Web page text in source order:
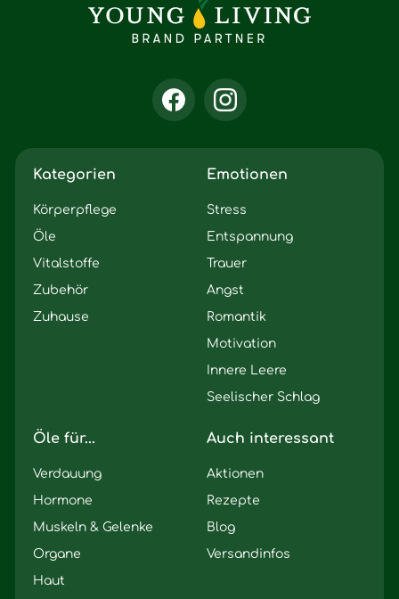
Kategorien
Körperpflege
Öle
Vitalstoffe
Zubehör
Zuhause
Emotionen
Stress
Entspannung
Trauer
Angst
Romantik
Motivation
Innere Leere
Seelischer Schlag
Öle für...
Verdauung
Hormone
Muskeln & Gelenke
Organe
Haut
Auch interessant
Aktionen
Rezepte
Blog
Versandinfos